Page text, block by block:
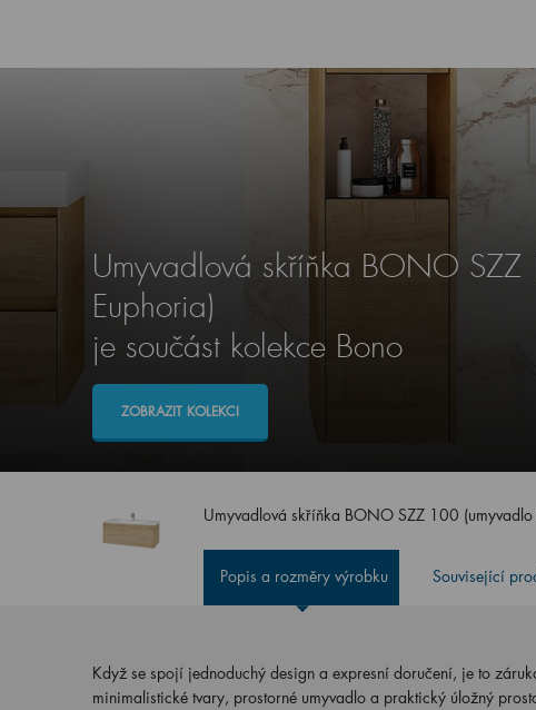
Umyvadlová skříňka BONO SZZ
Euphoria)
je součást kolekce Bono
ZOBRAZIT KOLEKCI
Umyvadlová skříňka BONO SZZ 100 (umyvadlo
Popis a rozměry výrobku Související
Když se spojí jednoduchý design a expresní doručení, je to
minimalistické tvary, prostorné umyvadlo a praktický úložný